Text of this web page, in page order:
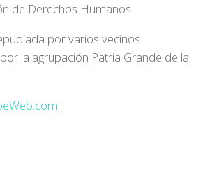
de Derechos Humanos.
por varios vecinos
la agrupación Patria Grande de la